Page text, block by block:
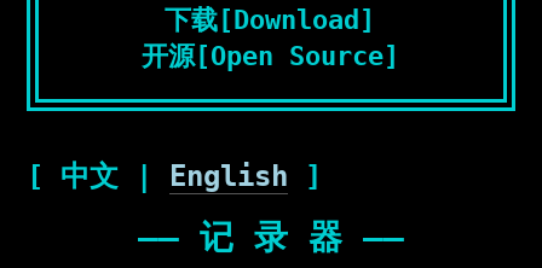
下载[Download]
开源[Open Source]
[ 中文 | English ]
—— 记 录 器 ——